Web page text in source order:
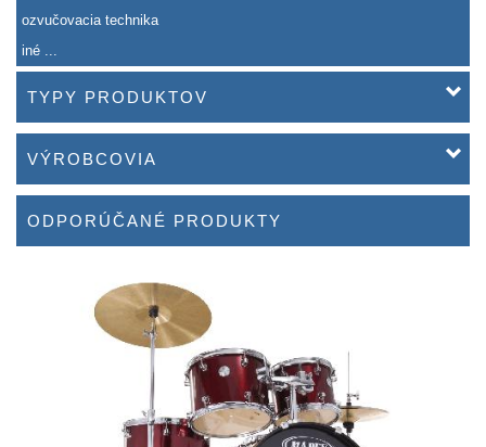
ozvučovacia technika
iné ...
TYPY PRODUKTOV
VÝROBCOVIA
ODPORÚČANÉ PRODUKTY